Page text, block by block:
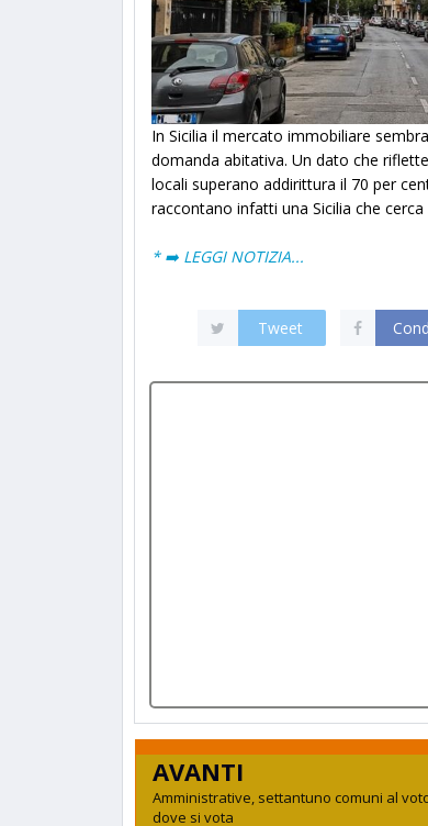
In Sicilia il mercato immobiliare
domanda abitativa. Un dato che
locali superano addirittura il 70 per
raccontano infatti una Sicilia che cerca
* ➡️ LEGGI NOTIZIA...
Tweet
AVANTI
Amministrative, settantuno comuni al
dove si vota